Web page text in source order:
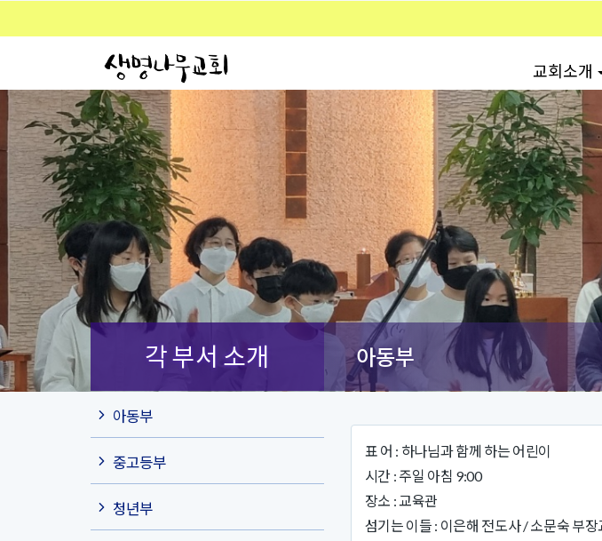
교회소개
각 부서 소개
아동부
중고등부
청년부
아동부
표 어 : 하나님과 함께 하는 어린이
시간 : 주일 아침 9:00
장소 : 교육관
섬기는 이들 : 이은해 전도사 / 소문숙 부장